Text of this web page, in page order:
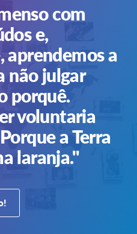
com
e,
a
não julgar
porquê.
voluntaria
a Terra
laranja."